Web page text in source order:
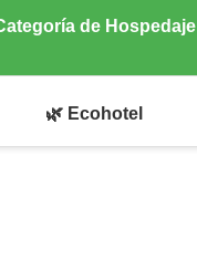
de Hospedaje
🌿 Ecohotel